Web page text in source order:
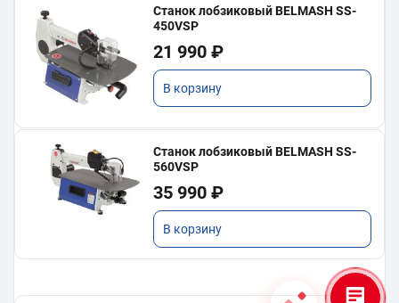
Станок лобзиковый BELMASH SS-
450VSP
21 990 ₽
В корзину
Станок лобзиковый BELMASH SS-
560VSP
35 990 ₽
В корзину